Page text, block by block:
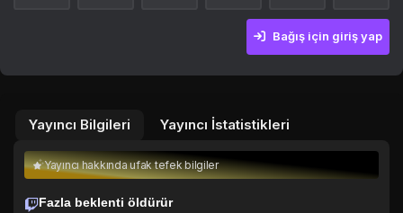
5 TL 10 TL 25 TL 50 TL
Bağış için giriş yap
Yayıncı Bilgileri Yayıncı İstatistikleri
Yayıncı hakkında ufak tefek bilgiler
Fazla beklenti öldürür